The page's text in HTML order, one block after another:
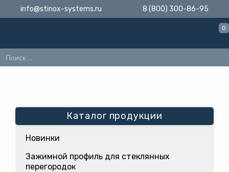
info@stinox-systems.ru 8 (800) 300-86-95
0
Каталог продукции
Новинки
Зажимной профиль для стеклянных
перегородок